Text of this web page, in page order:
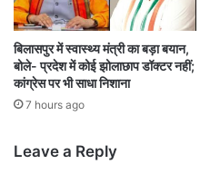
बिलासपुर में स्वास्थ्य मंत्री का बड़ा बयान,
बोले- प्रदेश में कोई झोलाछाप डॉक्टर नहीं;
कांग्रेस पर भी साधा निशाना
7 hours ago
Leave a Reply